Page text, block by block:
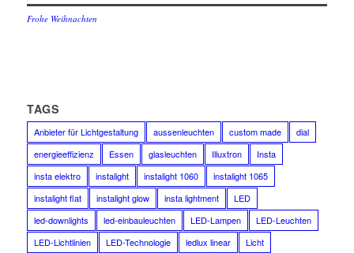
Frohe Weihnachten
TAGS
Anbieter für Lichtgestaltung aussenleuchten custom made
dial
energieeffizienz
Essen glasleuchten Illuxtron
Insta
insta elektro
instalight instalight 1060
instalight 1065
instalight flat
instalight glow insta lightment
LED
led-downlights
led-einbauleuchten LED-Lampen
LED-Leuchten
LED-Lichtlinien
LED-Technologie ledlux linear
Licht